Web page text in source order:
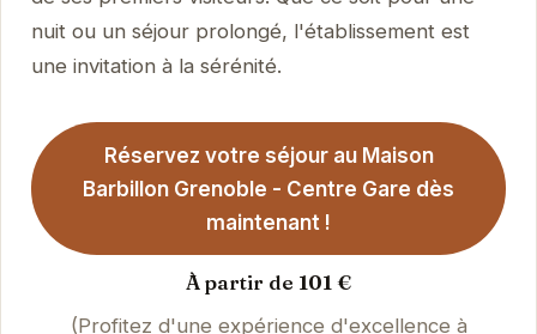
nuit ou un séjour prolongé, l'établissement est
une invitation à la sérénité.
Réservez votre séjour au Maison
Barbillon Grenoble - Centre Gare dès
maintenant !
À partir de 101 €
(Profitez d'une expérience d'excellence à